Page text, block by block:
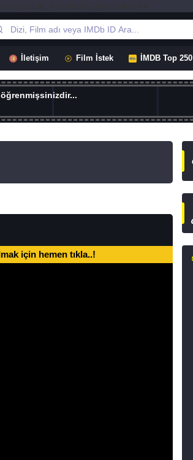
İletişim Film İstek İMDB Top 250
için hemen tıkla..!